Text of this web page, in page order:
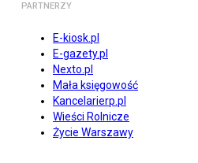
PARTNERZY
E-kiosk.pl
E-gazety.pl
Nexto.pl
Mała księgowość
Kancelarierp.pl
Wieści Rolnicze
Życie Warszawy